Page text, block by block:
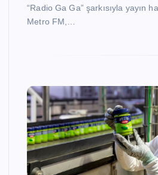
“Radio Ga Ga” şarkısıyla yayın
Metro FM,…